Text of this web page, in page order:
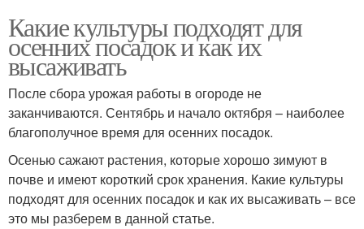
Какие культуры подходят для
осенних посадок и как их
высаживать
После сбора урожая работы в огороде не
заканчиваются. Сентябрь и начало октября – наиболее
благополучное время для осенних посадок.
Осенью сажают растения, которые хорошо зимуют в
почве и имеют короткий срок хранения. Какие культуры
подходят для осенних посадок и как их высаживать – все
это мы разберем в данной статье.